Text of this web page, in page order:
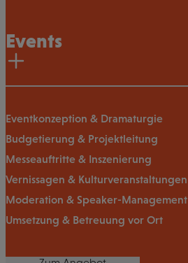
Events
Eventkonzeption & Dramaturgie
Budgetierung & Projektleitung
Messeauftritte & Inszenierung
Vernissagen & Kulturveranstaltungen
Moderation & Speaker-Management
Umsetzung & Betreuung vor Ort